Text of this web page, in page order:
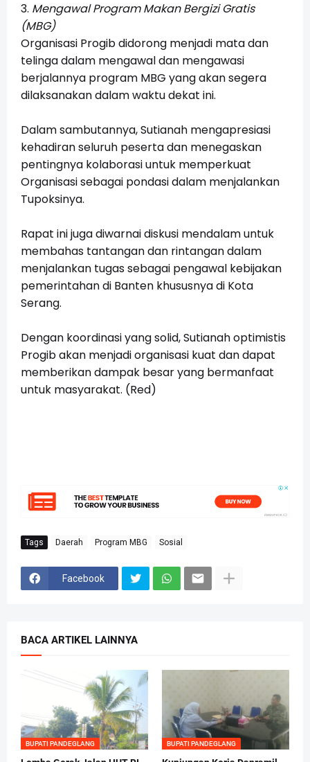
3. Mengawal Program Makan Bergizi Gratis
(MBG)
Organisasi Progib didorong menjadi mata dan
telinga dalam mengawal dan mengawasi
berjalannya program MBG yang akan segera
dilaksanakan dalam waktu dekat ini.
Dalam sambutannya, Sutianah mengapresiasi
kehadiran seluruh peserta dan menegaskan
pentingnya kolaborasi untuk memperkuat
Organisasi sebagai pondasi dalam menjalankan
Tupoksinya.
Rapat ini juga diwarnai diskusi mendalam untuk
membahas tantangan dan rintangan dalam
menjalankan tugas sebagai pengawal kebijakan
pemerintahan di Banten khususnya di Kota
Serang.
Dengan koordinasi yang solid, Sutianah optimistis
Progib akan menjadi organisasi kuat dan dapat
memberikan dampak besar yang bermanfaat
untuk masyarakat. (Red)
Tags Daerah Program MBG Sosial
Facebook
BACA ARTIKEL LAINNYA
BUPATI PANDEGLANG BUPATI PANDEGLANG